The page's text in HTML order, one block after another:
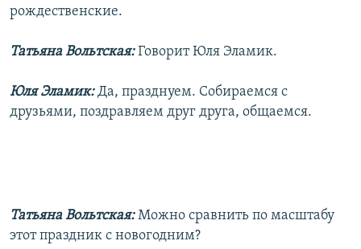
рождественские.
Татьяна Вольтская:Говорит Юля Эламик.
Юля Эламик:Да, празднуем. Собираемся с
друзьями, поздравляем друг друга, общаемся.
Татьяна Вольтская:Можно сравнить по масштабу
этот праздник с новогодним?